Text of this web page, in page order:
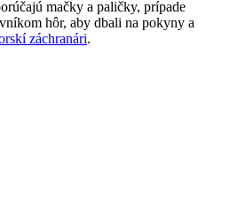
mačky a paličky, prípade
hôr, aby dbali na pokyny a
záchranári.